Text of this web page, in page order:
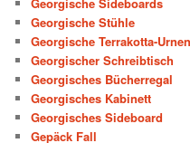
Georgische Stühle
Georgische Terrakotta-Urnen
Georgischer Schreibtisch
Georgisches Bücherregal
Georgisches Kabinett
Georgisches Sideboard
Gepäck Fall